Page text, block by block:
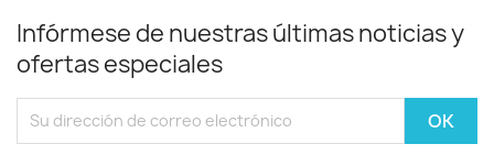
Infórmese de nuestras últimas noticias y
ofertas especiales